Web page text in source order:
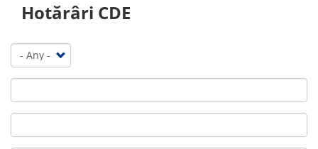
Hotărâri CDE